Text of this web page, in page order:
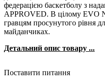
федерацією баскетболу з
APPROVED. В цілому EVO
гравцям просунутого рівня
майданчиках.
Детальний опис товару ...
Поставити питання